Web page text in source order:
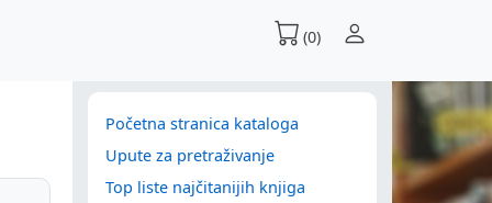
(0)
Početna stranica kataloga
Upute za pretraživanje
Top liste najčitanijih knjiga